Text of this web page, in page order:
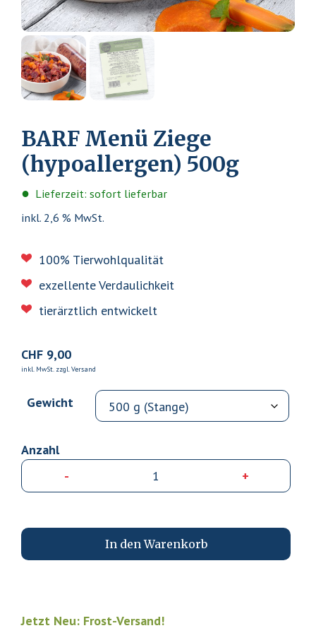
BARF Menü Ziege
(hypoallergen) 500g
Lieferzeit: sofort lieferbar
inkl. 2,6 % MwSt.
100% Tierwohlqualität
exzellente Verdaulichkeit
tierärztlich entwickelt
CHF 9,00
inkl. MwSt. zzgl. Versand
Gewicht
-
500g
+
In den Warenkorb
Jetzt Neu: Frost-Versand!